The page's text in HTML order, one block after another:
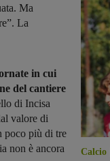
Ma
La
in cui
del cantiere
di Incisa
valore di
poco più di tre
non è ancora
Calcio